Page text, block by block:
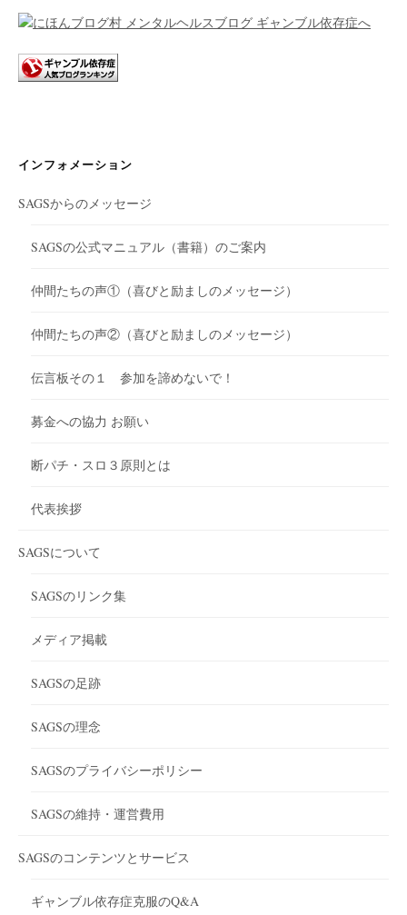
インフォメーション
SAGSからのメッセージ
SAGSの公式マニュアル（書籍）のご案内
仲間たちの声①（喜びと励ましのメッセージ）
仲間たちの声②（喜びと励ましのメッセージ）
伝言板その１ 参加を諦めないで！
募金への協力 お願い
断パチ・スロ３原則とは
代表挨拶
SAGSについて
SAGSのリンク集
メディア掲載
SAGSの足跡
SAGSの理念
SAGSのプライバシーポリシー
SAGSの維持・運営費用
SAGSのコンテンツとサービス
ギャンブル依存症克服のQ&A